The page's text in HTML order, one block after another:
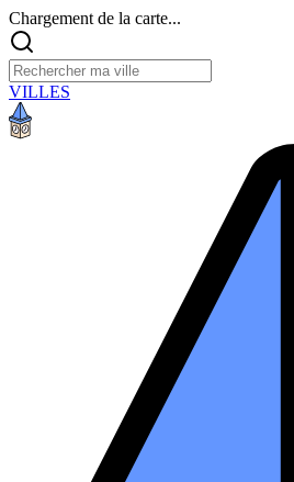
Chargement de la carte...
VILLES